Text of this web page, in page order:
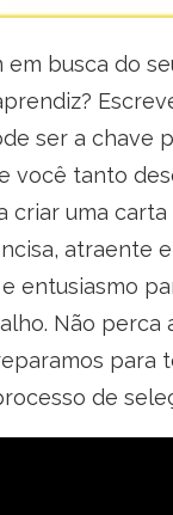
em busca do
ser a chave
você tanto
criar uma carta
atraente
entusiasmo
Não perca
para
de